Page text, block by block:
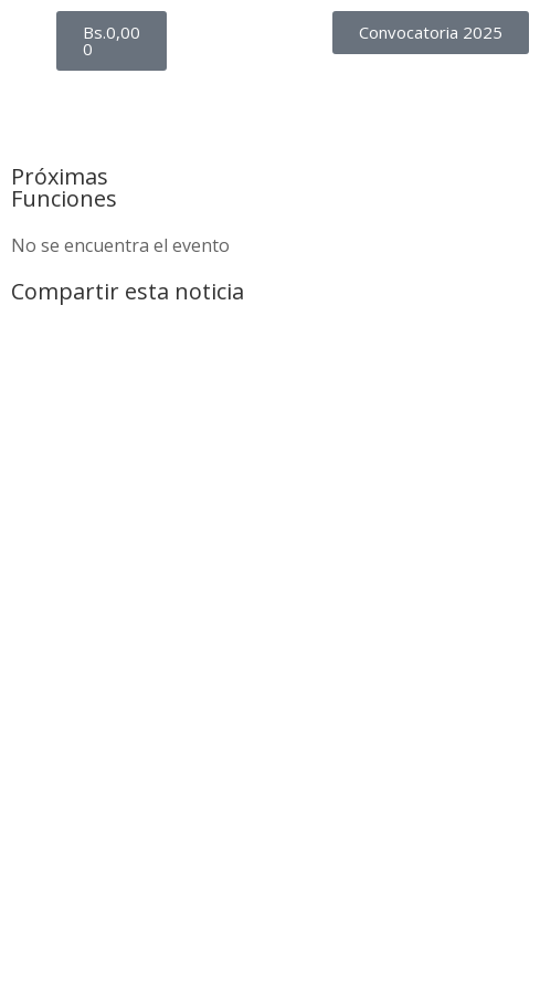
Convocatoria 2025
Bs.0,00
0
Próximas
Funciones
No se encuentra el evento
Compartir esta noticia